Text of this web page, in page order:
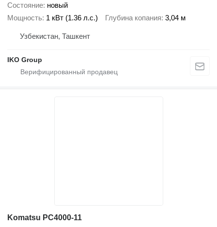
Состояние новый
Мощность 1 кВт (1.36 л.с.) Глубина копания 3,04 м
Узбекистан, Ташкент
IKO Group
Komatsu PC4000-11